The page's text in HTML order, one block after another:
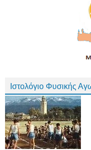
Ιστολόγιο Φυσικής